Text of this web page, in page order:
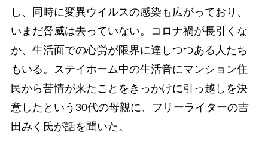
し、同時に変異ウイルスの感染も広がっており、
いまだ脅威は去っていない。コロナ禍が長引くな
か、生活面での心労が限界に達しつつある人たち
もいる。ステイホーム中の生活音にマンション住
民から苦情が来たことをきっかけに引っ越しを決
意したという30代の母親に、フリーライターの吉
田みく氏が話を聞いた。